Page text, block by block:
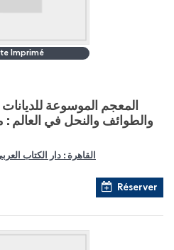
Imprimé
المعجم الموسوعة
والطوائف والنحل في العالم :
القاهرة : دار الكتاب
Réserver